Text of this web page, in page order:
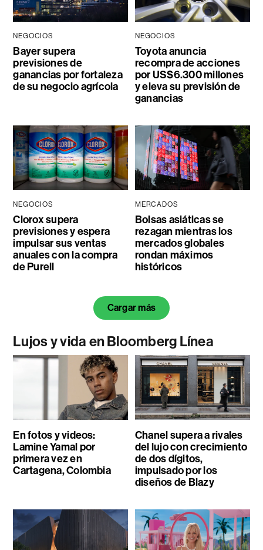
NEGOCIOS
Bayer supera
previsiones de
ganancias por fortaleza
de su negocio agrícola
NEGOCIOS
Toyota anuncia
recompra de acciones
por US$6.300 millones
y eleva su previsión de
ganancias
NEGOCIOS
Clorox supera
previsiones y espera
impulsar sus ventas
anuales con la compra
de Purell
MERCADOS
Bolsas asiáticas se
rezagan mientras los
mercados globales
rondan máximos
históricos
Cargar más
Lujos y vida en Bloomberg Línea
En fotos y videos:
Lamine Yamal por
primera vez en
Cartagena, Colombia
Chanel supera a rivales
del lujo con crecimiento
de dos dígitos,
impulsado por los
diseños de Blazy